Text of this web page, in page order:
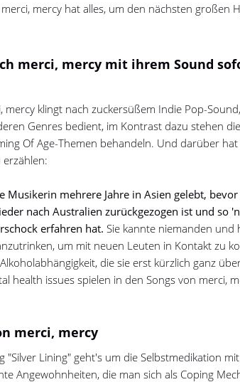
mercy hat alles, um den nächsten großen
merci, mercy mit ihrem Sound
mercy klingt nach zuckersüßem Indie Pop-
Genres bedient, im Kontrast dazu stehen
Of Age-Themen behandeln. Und darüber hat
Musikerin mehrere Jahre in Asien gelebt,
nach Australien zurückgezogen ist und so
erfahren hat. Sie kannte niemanden und
um mit neuen Leuten in Kontakt zu
die sie erst kürzlich ganz
health issues spielen in den Songs von merci,
merci, mercy
"Silver Lining" geht's um die Selbstmedikation
Angewohnheiten, die man sich als Coping